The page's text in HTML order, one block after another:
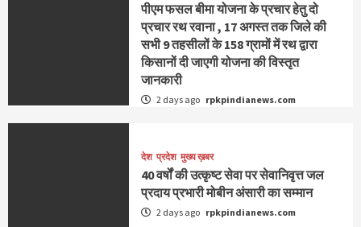
पीएम फसल बीमा योजना के प्रचार हेतु दो
प्रचार रथ रवाना , 17 अगस्त तक जिले की
सभी 9 तहसीलों के 158 ग्रामों में रथ द्वारा
किसानों दी जाएगी योजना की विस्तृत
जानकारी
2 days ago rpkpindianews.com
देश प्रदेश मुख्य ख़बर
40 वर्षों की उत्कृष्ट सेवा पर सेवानिवृत्त जल
प्रदाय प्रभारी मोबीन अंसारी का सम्मान
2 days ago rpkpindianews.com